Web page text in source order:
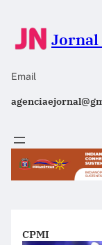
Jornal
Email
CPMI